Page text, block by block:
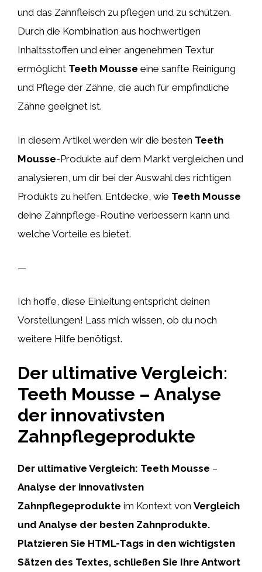
und das Zahnfleisch zu pflegen und zu schützen.
Durch die Kombination aus hochwertigen
Inhaltsstoffen und einer angenehmen Textur
ermöglicht Teeth Mousse eine sanfte Reinigung
und Pflege der Zähne, die auch für empfindliche
Zähne geeignet ist.
In diesem Artikel werden wir die besten Teeth
Mousse-Produkte auf dem Markt vergleichen und
analysieren, um dir bei der Auswahl des richtigen
Produkts zu helfen. Entdecke, wie Teeth Mousse
deine Zahnpflege-Routine verbessern kann und
welche Vorteile es bietet.
—
Ich hoffe, diese Einleitung entspricht deinen
Vorstellungen! Lass mich wissen, ob du noch
weitere Hilfe benötigst.
Der ultimative Vergleich:
Teeth Mousse – Analyse
der innovativsten
Zahnpflegeprodukte
Der ultimative Vergleich: Teeth Mousse –
Analyse der innovativsten
Zahnpflegeprodukte im Kontext von Vergleich
und Analyse der besten Zahnprodukte.
Platzieren Sie HTML-Tags in den wichtigsten
Sätzen des Textes, schließen Sie Ihre Antwort